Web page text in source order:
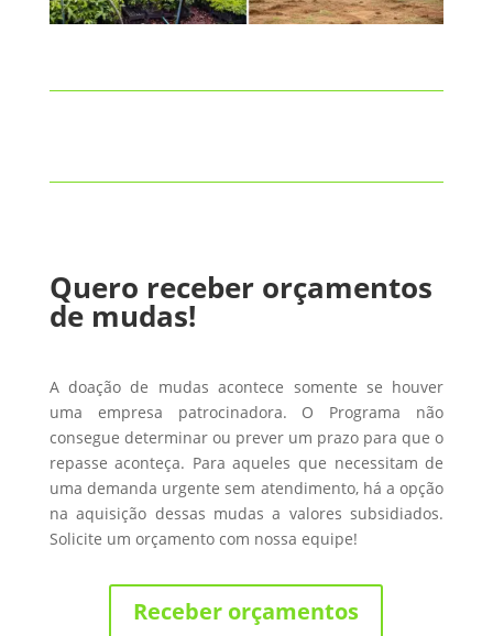
Quero receber orçamentos
de mudas!
A doação de mudas acontece somente se houver
uma empresa patrocinadora. O Programa não
consegue determinar ou prever um prazo para que o
repasse aconteça. Para aqueles que necessitam de
uma demanda urgente sem atendimento, há a opção
na aquisição dessas mudas a valores subsidiados.
Solicite um orçamento com nossa equipe!
Receber orçamentos